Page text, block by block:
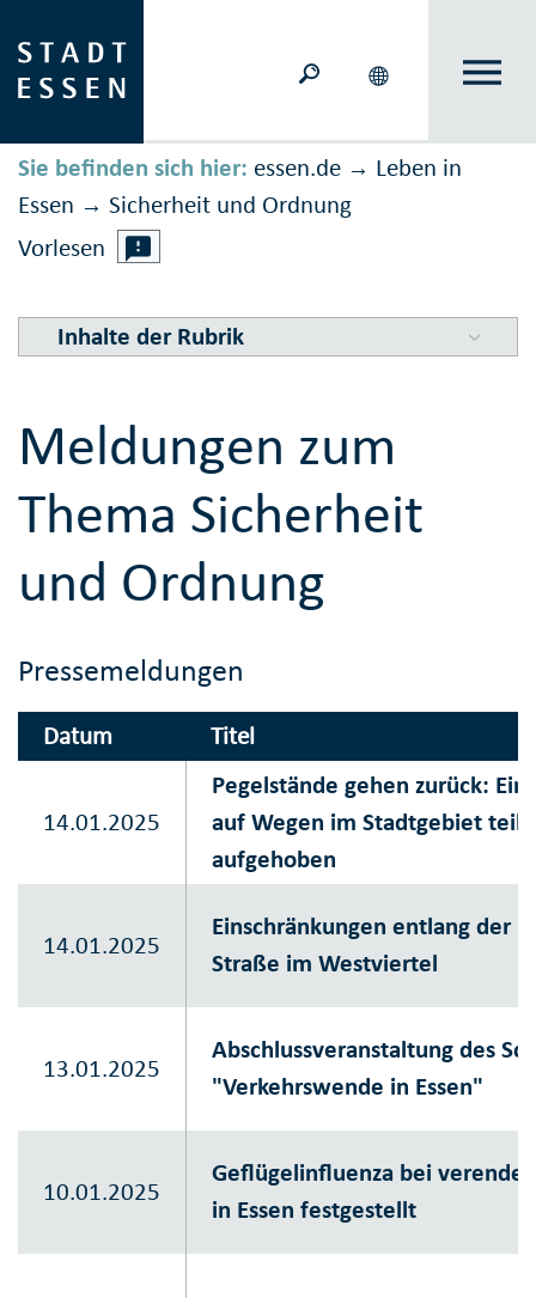
Sie befinden sich hier: essen.de → Leben in
Essen → Sicher­heit und Ord­nung
Vorlesen
Inhalte der Rubrik
Meldungen zum
Thema Sicherheit
und Ordnung
Pressemeldungen
Datum Titel
14.01.2025
Pegelstände gehen zurück:
auf Wegen im Stadtgebiet
aufgehoben
14.01.2025
Einschränkungen entlang der
Straße im Westviertel
13.01.2025
Abschlussveranstaltung des
"Verkehrswende in Essen"
10.01.2025
Geflügelinfluenza bei
in Essen festgestellt